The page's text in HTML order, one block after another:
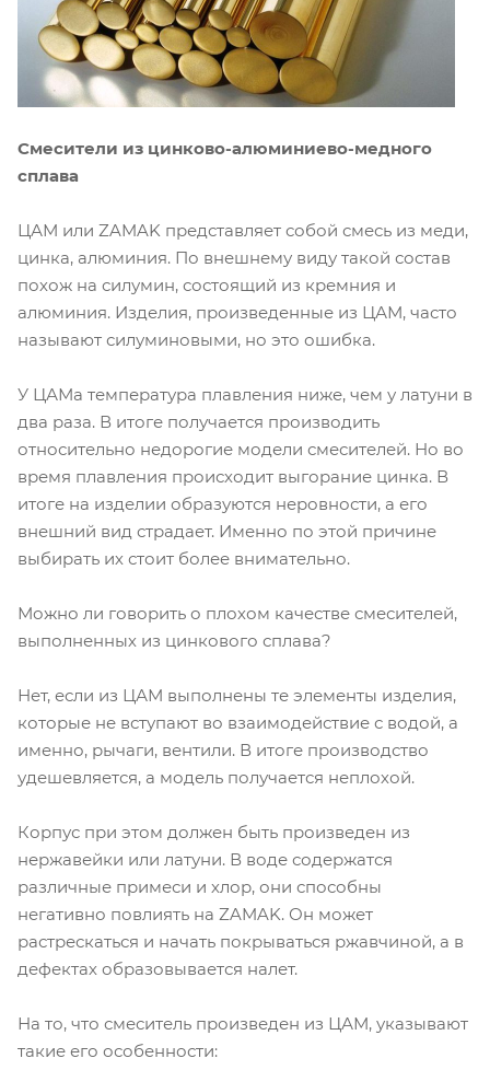
Смесители из цинково-алюминиево-медного
сплава
ЦАМ или ZAMAK представляет собой смесь из меди,
цинка, алюминия. По внешнему виду такой состав
похож на силумин, состоящий из кремния и
алюминия. Изделия, произведенные из ЦАМ, часто
называют силуминовыми, но это ошибка.
У ЦАМа температура плавления ниже, чем у латуни в
два раза. В итоге получается производить
относительно недорогие модели смесителей. Но во
время плавления происходит выгорание цинка. В
итоге на изделии образуются неровности, а его
внешний вид страдает. Именно по этой причине
выбирать их стоит более внимательно.
Можно ли говорить о плохом качестве смесителей,
выполненных из цинкового сплава?
Нет, если из ЦАМ выполнены те элементы изделия,
которые не вступают во взаимодействие с водой, а
именно, рычаги, вентили. В итоге производство
удешевляется, а модель получается неплохой.
Корпус при этом должен быть произведен из
нержавейки или латуни. В воде содержатся
различные примеси и хлор, они способны
негативно повлиять на ZAMAK. Он может
растрескаться и начать покрываться ржавчиной, а в
дефектах образовывается налет.
На то, что смеситель произведен из ЦАМ, указывают
такие его особенности: